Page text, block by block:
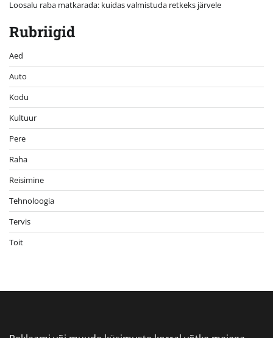
Loosalu raba matkarada: kuidas valmistuda retkeks järvele
Rubriigid
Aed
Auto
Kodu
Kultuur
Pere
Raha
Reisimine
Tehnoloogia
Tervis
Toit